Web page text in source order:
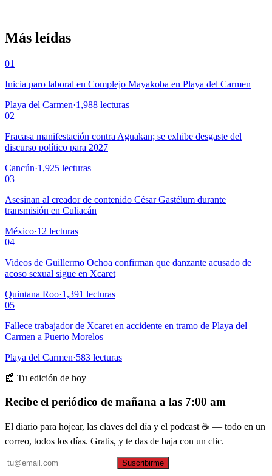
Más leídas
01
Inicia paro laboral en Complejo Mayakoba en Playa del Carmen
Playa del Carmen·1,988 lecturas
02
Fracasa manifestación contra Aguakan; se exhibe desgaste del
discurso político para 2027
Cancún·1,925 lecturas
03
Asesinan al creador de contenido César Gastélum durante
transmisión en Culiacán
México·12 lecturas
04
Videos de Guillermo Ochoa confirman que danzante acusado de
acoso sexual sigue en Xcaret
Quintana Roo·1,391 lecturas
05
Fallece trabajador de Xcaret en accidente en tramo de Playa del
Carmen a Puerto Morelos
Playa del Carmen·583 lecturas
📰 Tu edición de hoy
Recibe el periódico de mañana a las 7:00 am
El diario para hojear, las claves del día y el podcast ☕ — todo en un
correo, todos los días. Gratis, y te das de baja con un clic.
Suscribirme